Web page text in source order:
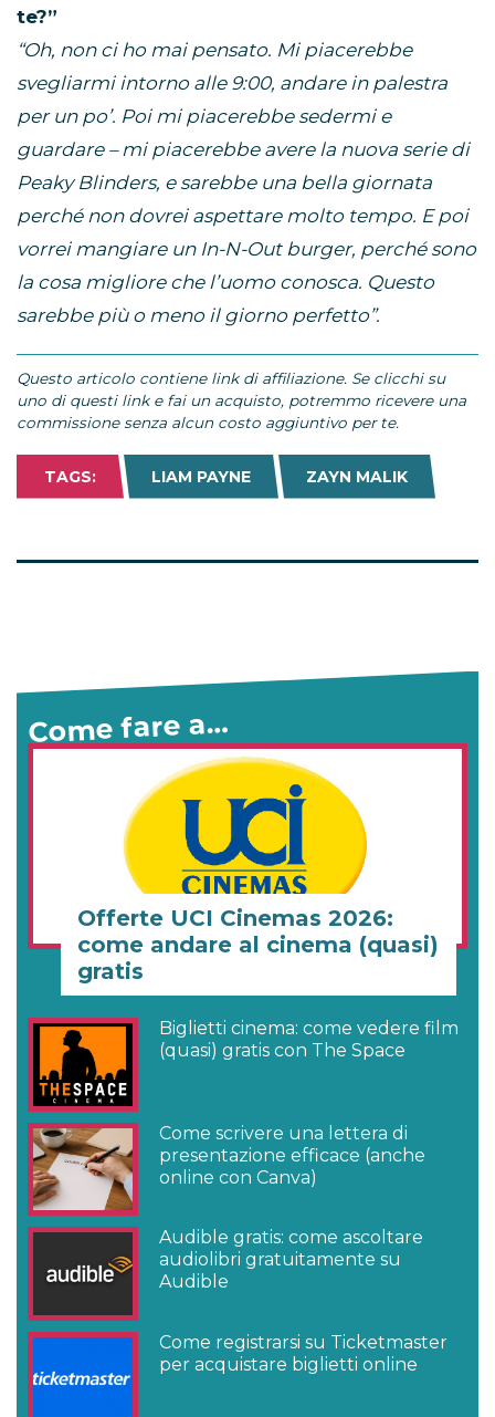
te?”
“Oh, non ci ho mai pensato. Mi piacerebbe
svegliarmi intorno alle 9:00, andare in palestra
per un po’. Poi mi piacerebbe sedermi e
guardare – mi piacerebbe avere la nuova serie di
Peaky Blinders, e sarebbe una bella giornata
perché non dovrei aspettare molto tempo. E poi
vorrei mangiare un In-N-Out burger, perché sono
la cosa migliore che l’uomo conosca. Questo
sarebbe più o meno il giorno perfetto”.
Questo articolo contiene link di affiliazione. Se clicchi su
uno di questi link e fai un acquisto, potremmo ricevere una
commissione senza alcun costo aggiuntivo per te.
TAGS: LIAM PAYNE ZAYN MALIK
Come fare a…
Offerte UCI Cinemas 2026:
come andare al cinema (quasi)
gratis
Biglietti cinema: come vedere film
(quasi) gratis con The Space
Come scrivere una lettera di
presentazione efficace (anche
online con Canva)
Audible gratis: come ascoltare
audiolibri gratuitamente su
Audible
Come registrarsi su Ticketmaster
per acquistare biglietti online